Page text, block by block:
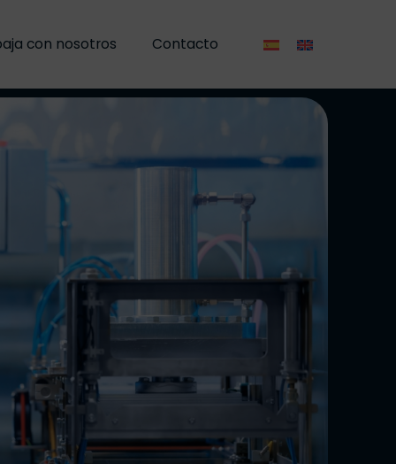
con nosotros Contacto